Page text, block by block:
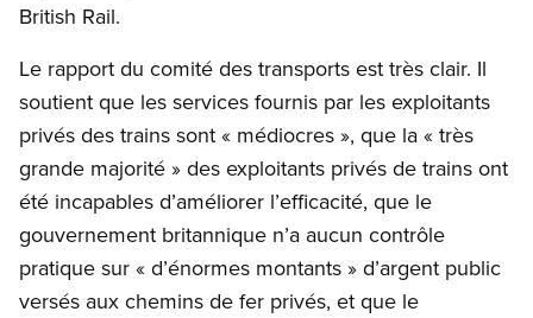
British Rail.
Le rapport du comité des transports est très clair. Il
soutient que les services fournis par les exploitants
privés des trains sont « médiocres », que la « très
grande majorité » des exploitants privés de trains ont
été incapables d’améliorer l’efficacité, que le
gouvernement britannique n’a aucun contrôle
pratique sur « d’énormes montants » d’argent public
versés aux chemins de fer privés, et que le